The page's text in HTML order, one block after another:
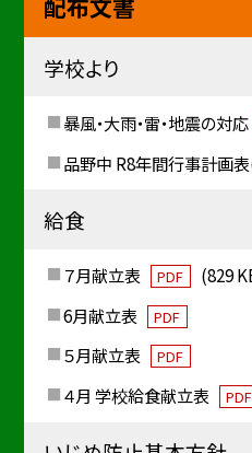
配布文書
学校より
暴風・大雨・雷・地震の対応
品野中 R8年間行事計画
給食
７月献立表 PDF
(829
6月献立表
PDF
５月献立表 PDF
４月 学校給食献立表 PDF